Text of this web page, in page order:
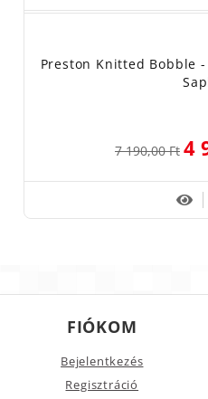
Preston Knitted Bobble
7 190,00 Ft 4
FIÓKOM
Bejelentkezés
Regisztráció